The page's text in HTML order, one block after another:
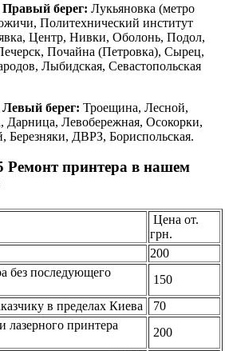
берег: Лукьяновка (метро
Политехнический институт
Центр, Нивки, Оболонь, Подол,
Почайна (Петровка), Сырец,
Лыбидская, Севастопольская
берег: Троещина, Лесной,
Дарница, Левобережная, Осокорки,
Березняки, ДВРЗ, Бориспольская.
Ремонт принтера в нашем
Цена от.
грн.
200
без последующего
150
в пределах Киева
70
лазерного принтера
200